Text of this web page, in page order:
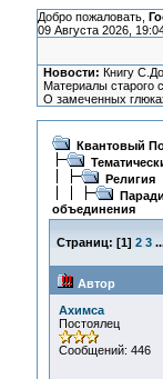
Добро пожаловать,
09 Августа 2026,
Новости: Книгу
Материалы старого
О замеченных
Квантовый
Религия
объединения
Страниц: [1] 2 3
Автор
Ахимса
Постоялец
Сообщений: 446